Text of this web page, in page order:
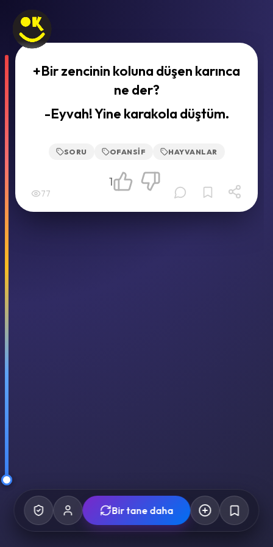
+Bir zencinin koluna düşen karınca
ne der?
-Eyvah! Yine karakola düştüm.
SORU OFANSIF HAYVANLAR
77
1
Bir tane daha